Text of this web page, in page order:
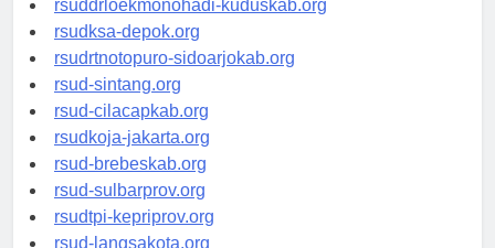
rsuddrloekmonohadi-kuduskab.org
rsudksa-depok.org
rsudrtnotopuro-sidoarjokab.org
rsud-sintang.org
rsud-cilacapkab.org
rsudkoja-jakarta.org
rsud-brebeskab.org
rsud-sulbarprov.org
rsudtpi-kepriprov.org